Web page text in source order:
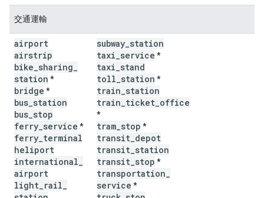
交通運輸
airport
airstrip
bike sharing
station *
bridge *
bus station
bus stop
ferry service *
ferry terminal
heliport
international
airport
light rail
subway station
taxi service *
taxi stand
toll station *
train station
train ticket office
*
tram stop *
transit depot
transit station
transit stop *
transportation
service *